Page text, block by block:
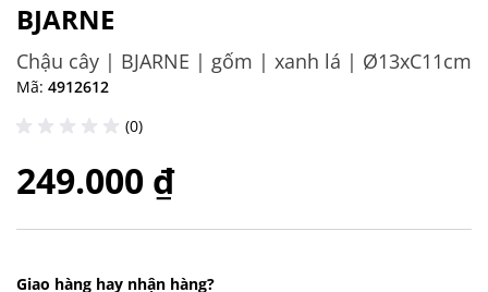
BJARNE
Chậu cây | BJARNE | gốm | xanh lá | Ø13xC11cm
Mã: 4912612
(0)
249.000 ₫
Giao hàng hay nhận hàng?